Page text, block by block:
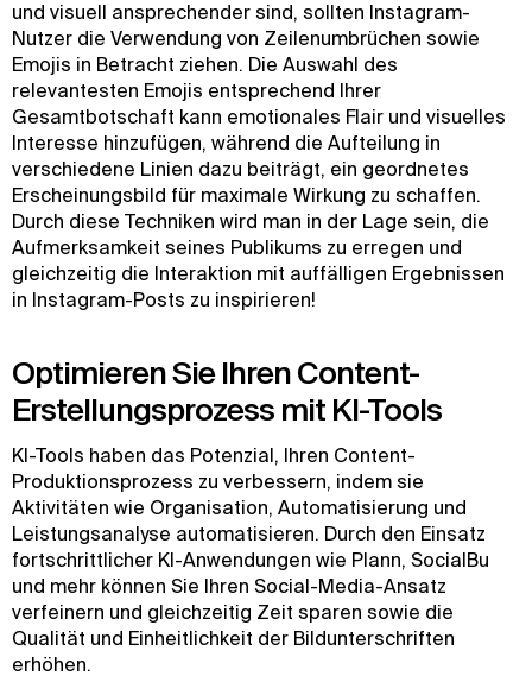
und visuell ansprechender sind, sollten Instagram-
Nutzer die Verwendung von Zeilenumbrüchen sowie
Emojis in Betracht ziehen. Die Auswahl des
relevantesten Emojis entsprechend Ihrer
Gesamtbotschaft kann emotionales Flair und visuelles
Interesse hinzufügen, während die Aufteilung in
verschiedene Linien dazu beiträgt, ein geordnetes
Erscheinungsbild für maximale Wirkung zu schaffen.
Durch diese Techniken wird man in der Lage sein, die
Aufmerksamkeit seines Publikums zu erregen und
gleichzeitig die Interaktion mit auffälligen Ergebnissen
in Instagram-Posts zu inspirieren!
Optimieren Sie Ihren Content-
Erstellungsprozess mit KI-Tools
KI-Tools haben das Potenzial, Ihren Content-
Produktionsprozess zu verbessern, indem sie
Aktivitäten wie Organisation, Automatisierung und
Leistungsanalyse automatisieren. Durch den Einsatz
fortschrittlicher KI-Anwendungen wie Plann, SocialBu
und mehr können Sie Ihren Social-Media-Ansatz
verfeinern und gleichzeitig Zeit sparen sowie die
Qualität und Einheitlichkeit der Bildunterschriften
erhöhen.